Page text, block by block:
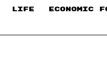
LIFE ECONOMIC